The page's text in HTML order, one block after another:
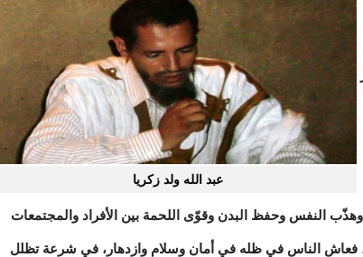
عبد الله ولد زكريا
النفس وحفظ البدن وقوّى اللحمة بين الأفراد والمجتمعات
فعاش الناس في ظله في أمان وسلام وازدهار، في شرعة تظلل